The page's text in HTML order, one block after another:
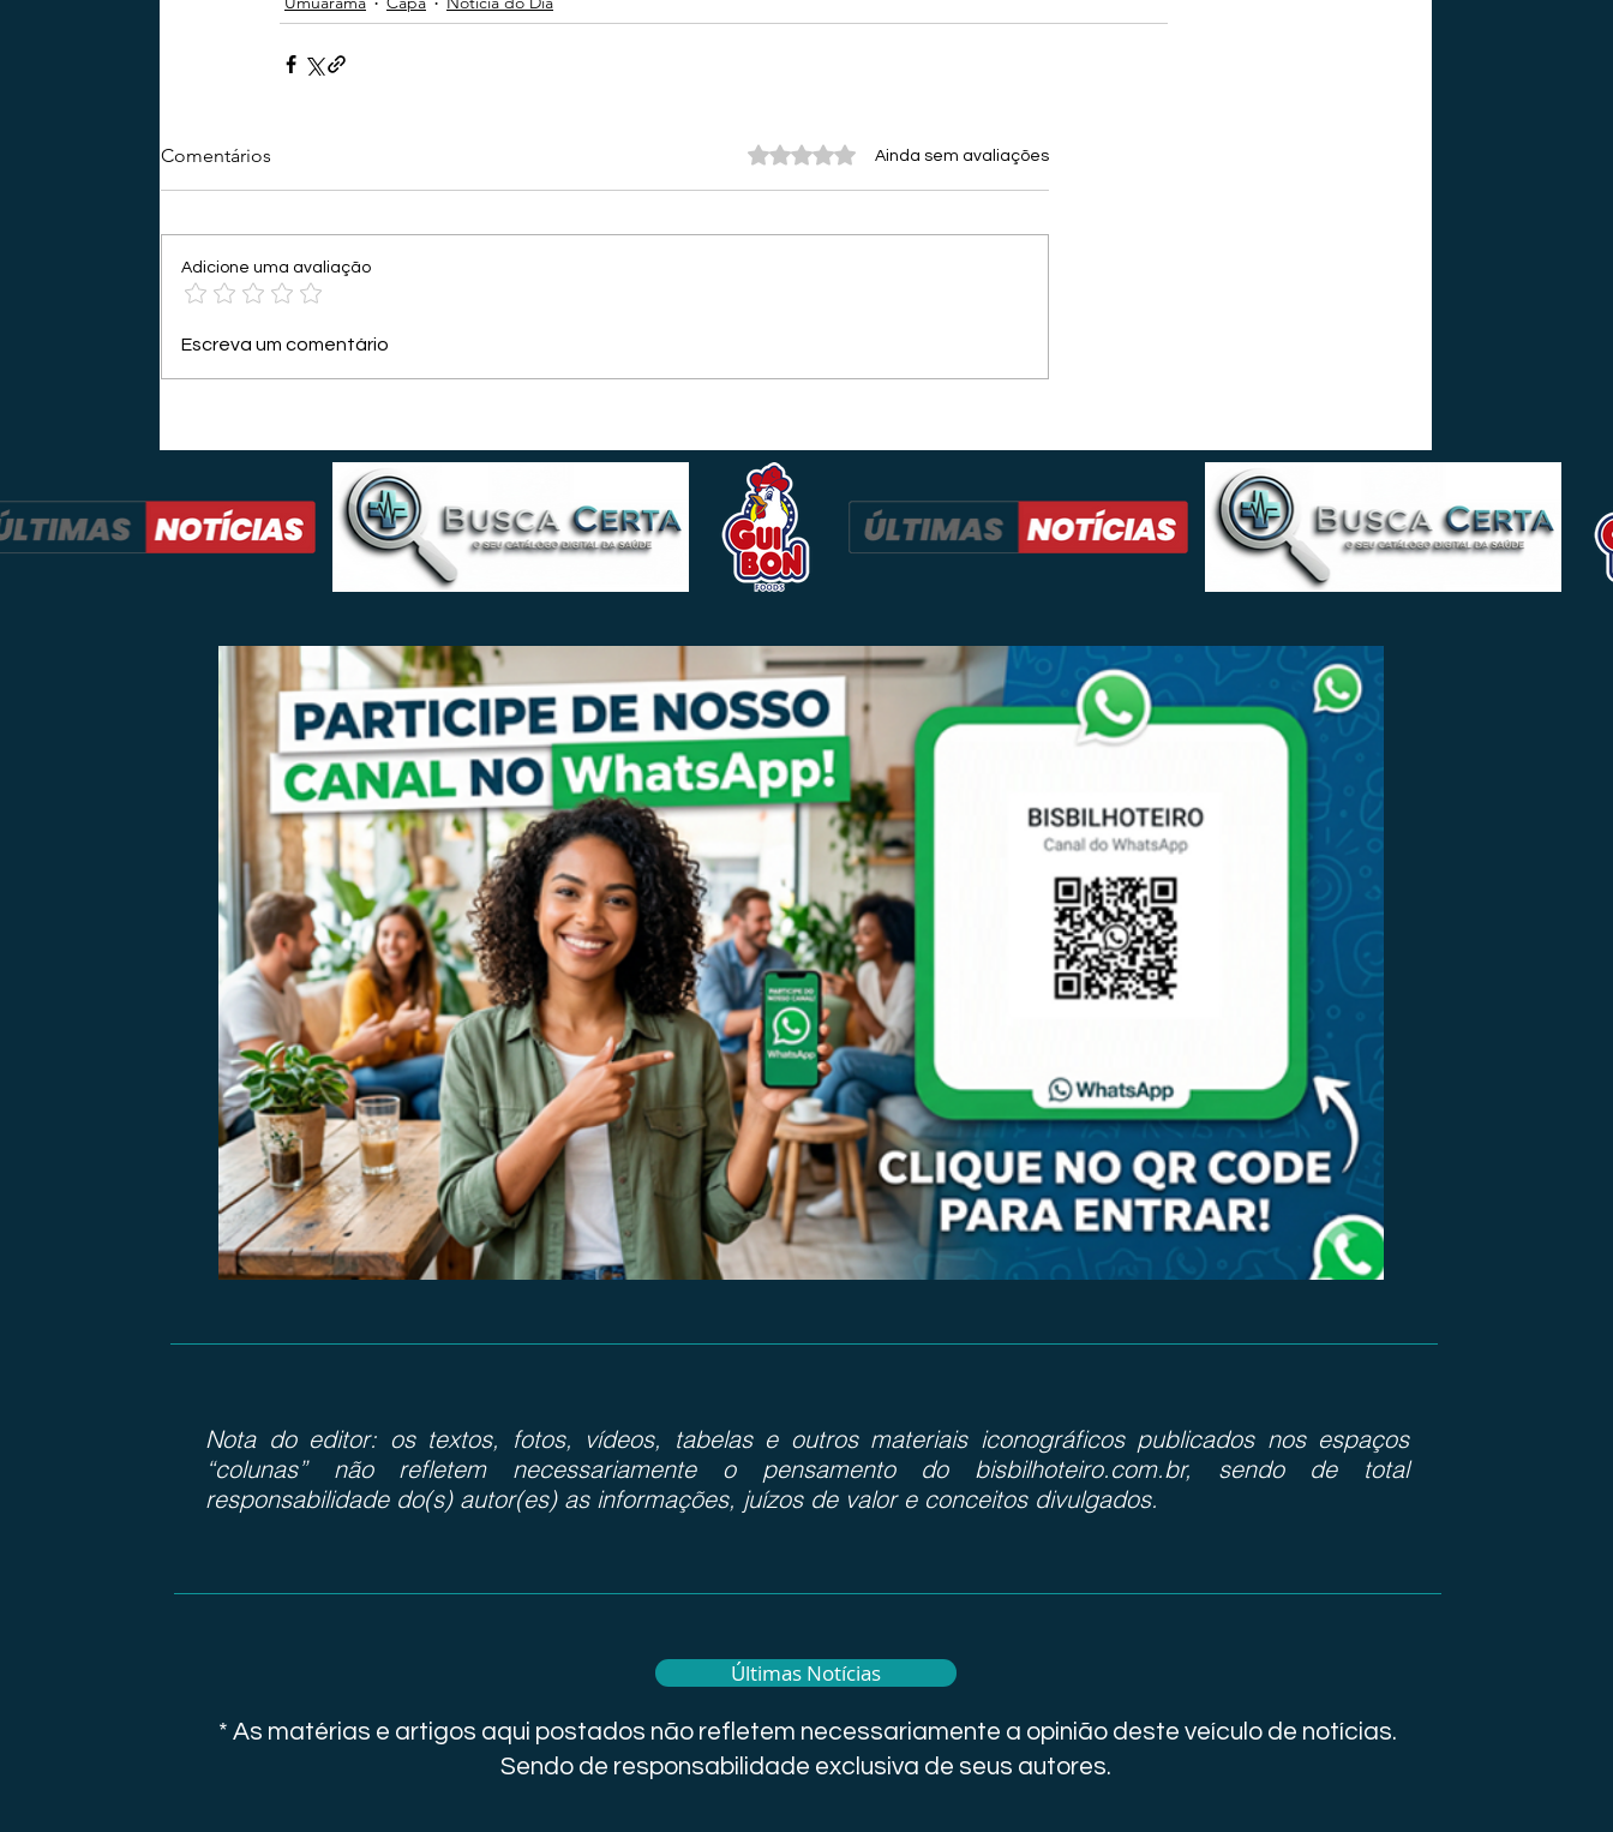
Comentários Avaliado com 0 de 5 estrelas.
Ainda sem avaliações
Adicione uma avaliação
Escreva um comentário
Nota do editor: os textos, fotos, vídeos, tabelas e outros materiais iconográficos publicados nos espaços
“colunas” não refletem necessariamente o pensamento do bisbilhoteiro.com.br, sendo de total
responsabilidade do(s) autor(es) as informações, juízos de valor e conceitos divulgados.
Últimas Notícias
* As matérias e artigos aqui postados não refletem necessariamente a opinião deste veículo de notícias.
Sendo de responsabilidade exclusiva de seus autores.